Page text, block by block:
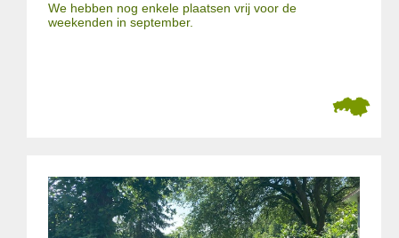
We hebben nog enkele plaatsen vrij voor de
weekenden in september.